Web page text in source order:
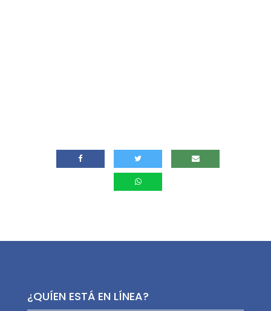
¿QUÍEN ESTÁ EN LÍNEA?